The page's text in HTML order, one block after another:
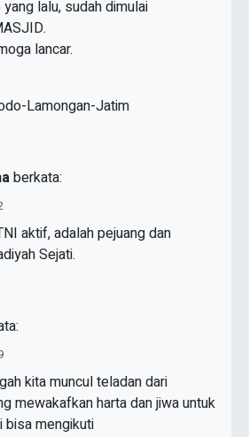
lalu, sudah dimulai
lancar.
Lamongan-Jatim
berkata:
aktif, adalah pejuang dan
Sejati.
kita muncul teladan dari
mewakafkan harta dan jiwa untuk
bisa mengikuti